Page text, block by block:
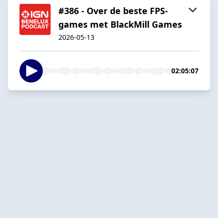
#386 - Over de beste FPS-
games met BlackMill Games
2026-05-13
02:05:07